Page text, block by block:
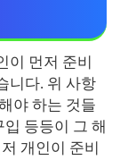
이 먼저 준비
니다. 위 사항
야 하는 것들
등등이 그 해
개인이 준비